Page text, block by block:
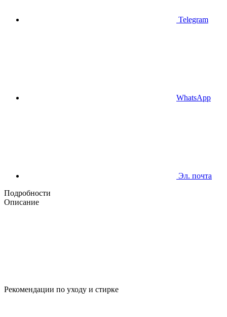
Telegram
WhatsApp
Эл. почта
Подробности
Описание
Рекомендации по уходу и стирке